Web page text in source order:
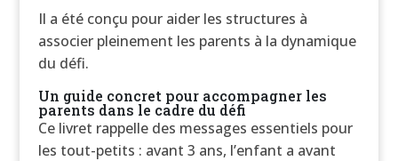
Il a été conçu pour aider les structures à
associer pleinement les parents à la dynamique
du défi.
Un guide concret pour accompagner les
parents dans le cadre du défi
Ce livret rappelle des messages essentiels pour
les tout-petits : avant 3 ans, l’enfant a avant